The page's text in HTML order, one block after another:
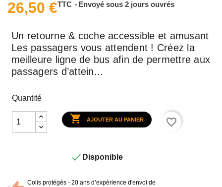
26,50 €TTC Envoyé sous 2 jours ouvrés
Un retourne & coche accessible et amusant
Les passagers vous attendent ! Créez la
meilleure ligne de bus afin de permettre aux
passagers d’attein...
Quantité
 AJOUTER AU PANIER favorite_border
 Disponible
Colis protégés - 20 ans d’expérience d'envoi de